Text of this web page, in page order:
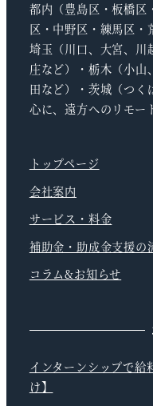
都内（豊島区・板橋区
区・中野区・練馬区・
埼玉（川口、大宮、川
庄など）・栃木（小山
田など）・茨城（つく
心に、遠方へのリモー
トップページ
会社案内
サービス・料金
補助金・助成金支援の
コラム&お知らせ
インターンシップで
け】